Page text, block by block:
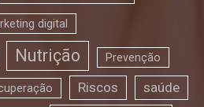
digital
Nutrição Prevenção
Riscos saúde